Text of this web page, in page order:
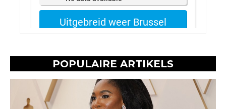
POPULAIRE ARTIKELS